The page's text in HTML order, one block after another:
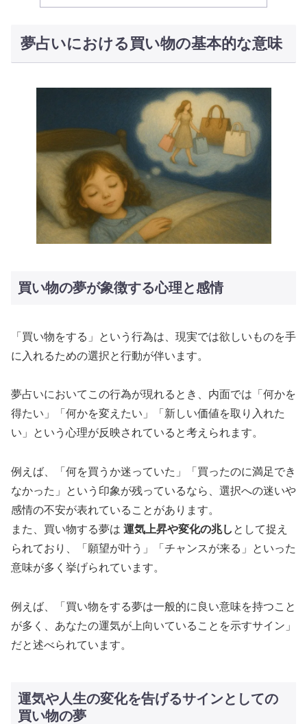
夢占いにおける買い物の基本的な意味
買い物の夢が象徴する心理と感情
「買い物をする」という行為は、現実では欲しいものを手
に入れるための選択と行動が伴います。
夢占いにおいてこの行為が現れるとき、内面では「何かを
得たい」「何かを変えたい」「新しい価値を取り入れた
い」という心理が反映されていると考えられます。
例えば、「何を買うか迷っていた」「買ったのに満足でき
なかった」という印象が残っているなら、選択への迷いや
感情の不安が表れていることがあります。
また、買い物する夢は 運気上昇や変化の兆し として捉え
られており、「願望が叶う」「チャンスが来る」といった
意味が多く挙げられています。
例えば、「買い物をする夢は一般的に良い意味を持つこと
が多く、あなたの運気が上向いていることを示すサイン」
だと述べられています。
運気や人生の変化を告げるサインとしての
買い物の夢